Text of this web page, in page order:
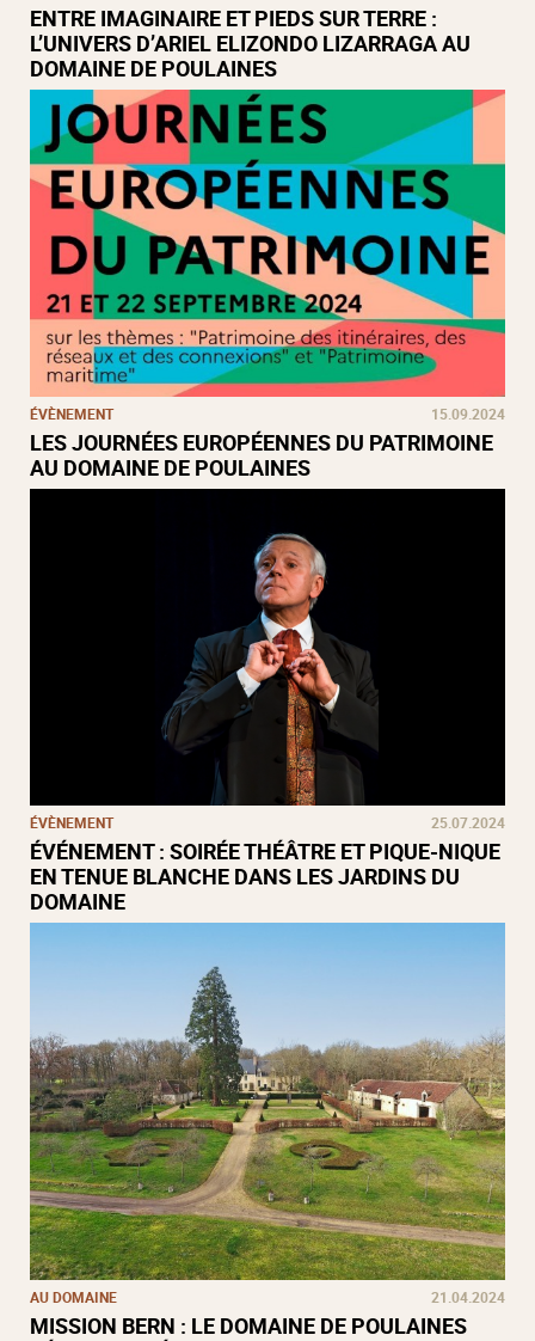
ENTRE IMAGINAIRE ET PIEDS SUR TERRE :
L’UNIVERS D’ARIEL ELIZONDO LIZARRAGA AU
DOMAINE DE POULAINES
ÉVÈNEMENT 15.09.2024
LES JOURNÉES EUROPÉENNES DU PATRIMOINE
AU DOMAINE DE POULAINES
ÉVÈNEMENT 25.07.2024
ÉVÉNEMENT : SOIRÉE THÉÂTRE ET PIQUE-NIQUE
EN TENUE BLANCHE DANS LES JARDINS DU
DOMAINE
AU DOMAINE 21.04.2024
MISSION BERN : LE DOMAINE DE POULAINES